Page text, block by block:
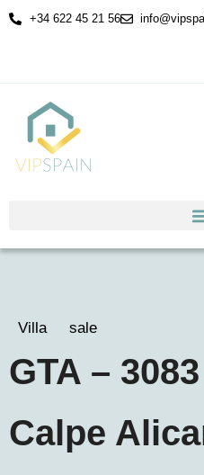
+34 622 45 21 56
Villa sale
GTA –
Calpe